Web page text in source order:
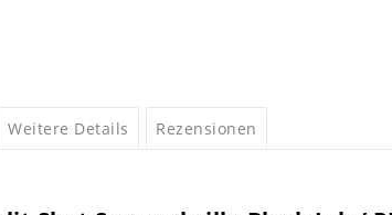
Weitere Details Rezensionen